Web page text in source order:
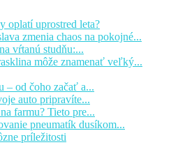
oplatí uprostred leta?
zmenia chaos na pokojné...
vŕtanú studňu:...
môže znamenať veľký...
– od čoho začať a...
auto pripravíte...
farmu? Tieto pre...
pneumatík dusíkom...
príležitosti